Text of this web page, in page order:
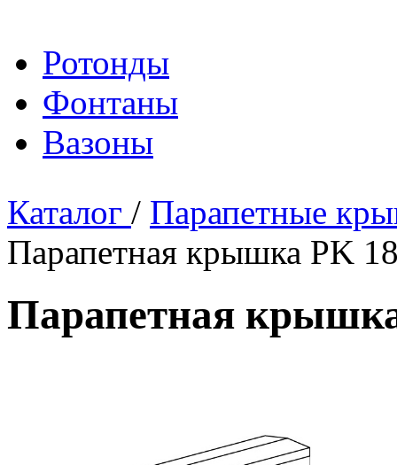
Ротонды
Фонтаны
Вазоны
Каталог / Парапетные
Парапетная крышка PK
Парапетная